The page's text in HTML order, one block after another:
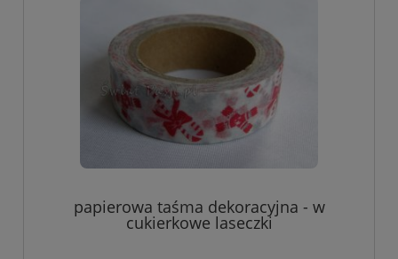
papierowa taśma dekoracyjna - w
cukierkowe laseczki